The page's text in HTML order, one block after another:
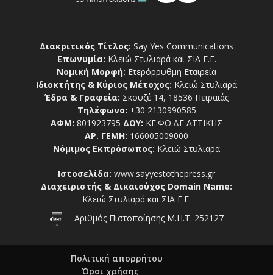
Διακριτικός Τίτλος: Say Yes Communications
Επωνυμία: Κλειώ Στυλιαρά και ΣΙΑ Ε.Ε.
Νομική Μορφή: Ετερόρρυθμη Εταιρεία
Ιδιοκτήτης & Κύριος Μέτοχος: Κλειώ Στυλιαρά
Έδρα & Γραφεία: Σκουζέ 14, 18536 Πειραιάς
Τηλέφωνο: +30 2130990585
ΑΦΜ: 801923795 ΔΟΥ: ΚΕ.ΦΟ.ΔΕ ΑΤΤΙΚΗΣ
ΑΡ. ΓΕΜΗ: 166005009000
Νόμιμος Εκπρόσωπος: Κλειώ Στυλιαρά
Ιστοσελίδα: www.sayyestothepress.gr
Διαχειριστής & Δικαιούχος Domain Name:
Κλειώ Στυλιαρά και ΣΙΑ Ε.Ε.
Αριθμός Πιστοποίησης Μ.Η.Τ. 252127
Πολιτική απορρήτου
Όροι χρήσης